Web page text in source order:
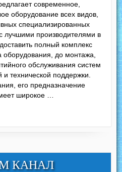
современное,
оборудование всех видов,
специализированных
лучшими производителями в
полный комплекс
оборудования, до монтажа,
обслуживания систем
и технической поддержки.
его предназначение
широкое …
КАНАЛ